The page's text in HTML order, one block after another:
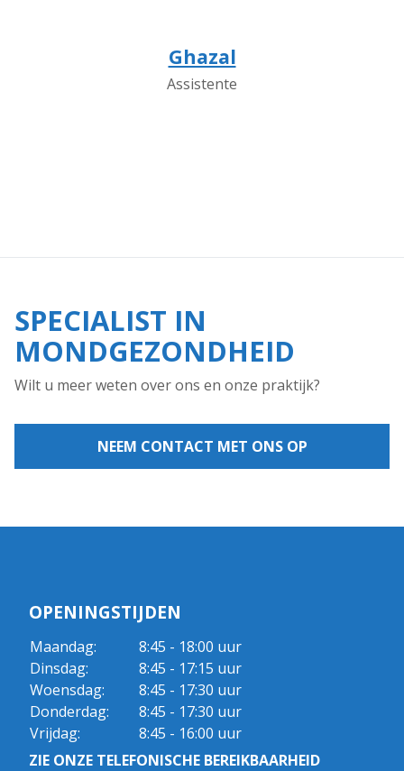
Ghazal
Assistente
SPECIALIST IN
MONDGEZONDHEID
Wilt u meer weten over ons en onze praktijk?
NEEM CONTACT MET ONS OP
OPENINGSTIJDEN
Maandag:
8:45 - 18:00 uur
Dinsdag:
8:45 - 17:15 uur
Woensdag:
8:45 - 17:30 uur
Donderdag:
8:45 - 17:30 uur
Vrijdag:
8:45 - 16:00 uur
ZIE ONZE TELEFONISCHE BEREIKBAARHEID